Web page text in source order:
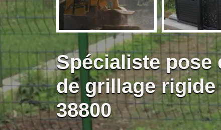
Spécialiste pose
de grillage rigide
38800